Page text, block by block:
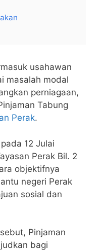
usahawan
masalah modal
perniagaan,
Tabung
Perak.
12 Julai
Perak Bil. 2
objektifnya
negeri Perak
sosial dan
Pinjaman
bagi